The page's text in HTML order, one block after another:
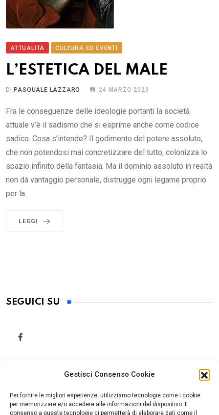
Gestisci Consenso Cookie
Per fornire le migliori esperienze, utilizziamo tecnologie come i cookie
per memorizzare e/o accedere alle informazioni del dispositivo. Il
consenso a queste tecnologie ci permetterà di elaborare dati come il
ATTUALITÀ CULTURA ED EVENTI
L’ESTETICA DEL MALE
DIPASQUALE LAZZARO 24 MARZO 2023
Fra le conseguenze delle ideologie portanti la società
attuale v’è il sadismo che si esprime anche come codice
sadico. Cosa s’intende? Il godimento del potere assoluto,
che non potendosi mai concretizzare del tutto, colonizza lo
spazio infinito della fantasia. Ma il dominio assoluto in realtà
non dà vantaggio personale, distrugge ogni legame proprio
per la
LEGGI
SEGUICI SU